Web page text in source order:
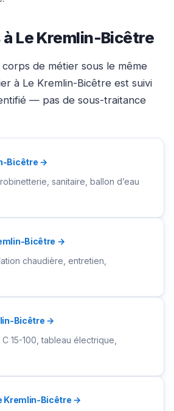
Le Kremlin-Bicêtre
de métier sous le même
à Le Kremlin-Bicêtre est suivi
— pas de sous-traitance
Bicêtre →
sanitaire, ballon d’eau
Bicêtre →
chaudière, entretien,
Bicêtre →
15-100, tableau électrique,
Kremlin-Bicêtre →